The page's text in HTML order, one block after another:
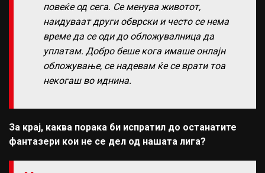
повеќе од сега. Се менува животот,
наидуваат други обврски и често се нема
време да се оди до обложувалница да
уплатам. Добро беше кога имаше онлајн
обложување, се надевам ќе се врати тоа
некогаш во иднина.
За крај, каква порака би испратил до останатите
фантазери кои не се дел од нашата лига?